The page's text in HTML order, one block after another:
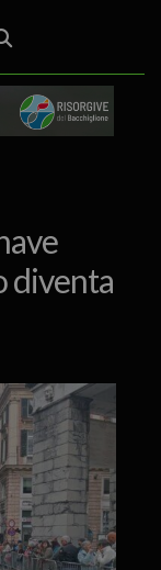
PROVINCIA
POLITICA
CULTURA ARTE
EROTICO VICENTINO
diventa